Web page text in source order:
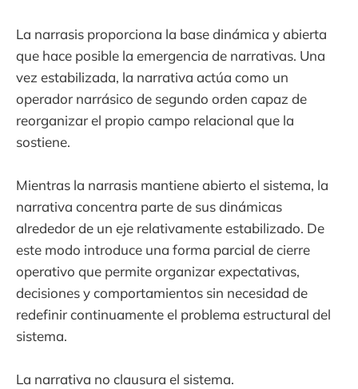
La narrasis proporciona la base dinámica y abierta
que hace posible la emergencia de narrativas. Una
vez estabilizada, la narrativa actúa como un
operador narrásico de segundo orden capaz de
reorganizar el propio campo relacional que la
sostiene.
Mientras la narrasis mantiene abierto el sistema, la
narrativa concentra parte de sus dinámicas
alrededor de un eje relativamente estabilizado. De
este modo introduce una forma parcial de cierre
operativo que permite organizar expectativas,
decisiones y comportamientos sin necesidad de
redefinir continuamente el problema estructural del
sistema.
La narrativa no clausura el sistema.